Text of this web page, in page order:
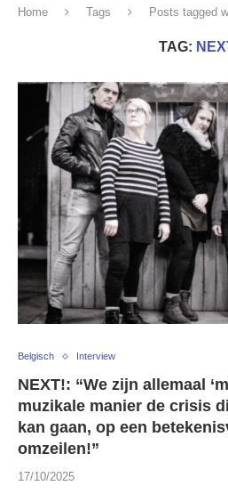
Home Tags Posts tagged
TAG:
Belgisch Interview
NEXT!: “We zijn allemaal
muzikale manier de crisis
kan gaan, op een
omzeilen!”
17/10/2025